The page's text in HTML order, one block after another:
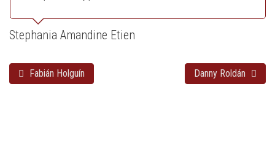
Stephania Amandine Etien
Fabián Holguín Danny Roldán